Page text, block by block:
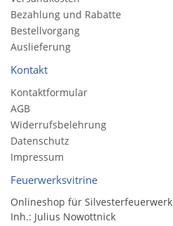
Bezahlung und Rabatte
Bestellvorgang
Auslieferung
Kontakt
Kontaktformular
AGB
Widerrufsbelehrung
Datenschutz
Impressum
Feuerwerksvitrine
Onlineshop für Silvesterfeuerwerk
Inh.: Julius Nowottnick